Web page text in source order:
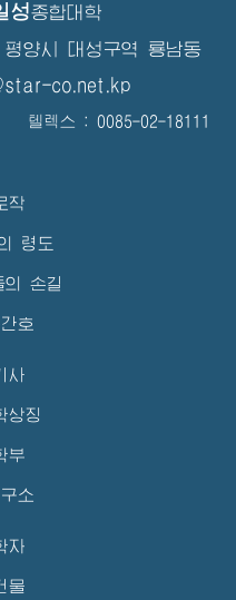
성종합대학
평양시 대성구역 룡남동
co.net.kp
렉스 : 0085-02-18111
작
령도
의 손길
호
사
상징
부
소
자
물